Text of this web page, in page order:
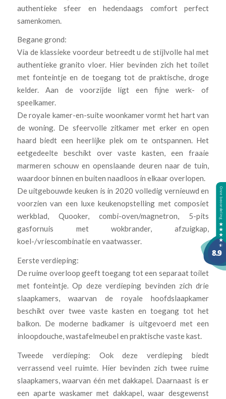
authentieke sfeer en hedendaags comfort perfect
samenkomen.
Begane grond:
Via de klassieke voordeur betreedt u de stijlvolle hal met
authentieke granito vloer. Hier bevinden zich het toilet
met fonteintje en de toegang tot de praktische, droge
kelder. Aan de voorzijde ligt een fijne werk- of
speelkamer.
De royale kamer-en-suite woonkamer vormt het hart van
de woning. De sfeervolle zitkamer met erker en open
haard biedt een heerlijke plek om te ontspannen. Het
eetgedeelte beschikt over vaste kasten, een fraaie
marmeren schouw en openslaande deuren naar de tuin,
waardoor binnen en buiten naadloos in elkaar overlopen.
De uitgebouwde keuken is in 2020 volledig vernieuwd en
voorzien van een luxe keukenopstelling met composiet
werkblad, Quooker, combi-oven/magnetron, 5-pits
gasfornuis met wokbrander, afzuigkap,
koel-/vriescombinatie en vaatwasser.
Eerste verdieping:
De ruime overloop geeft toegang tot een separaat toilet
met fonteintje. Op deze verdieping bevinden zich drie
slaapkamers, waarvan de royale hoofdslaapkamer
beschikt over twee vaste kasten en toegang tot het
balkon. De moderne badkamer is uitgevoerd met een
inloopdouche, wastafelmeubel en praktische vaste kast.
Tweede verdieping: Ook deze verdieping biedt
verrassend veel ruimte. Hier bevinden zich twee ruime
slaapkamers, waarvan één met dakkapel. Daarnaast is er
een aparte waskamer met dakkapel, waar desgewenst